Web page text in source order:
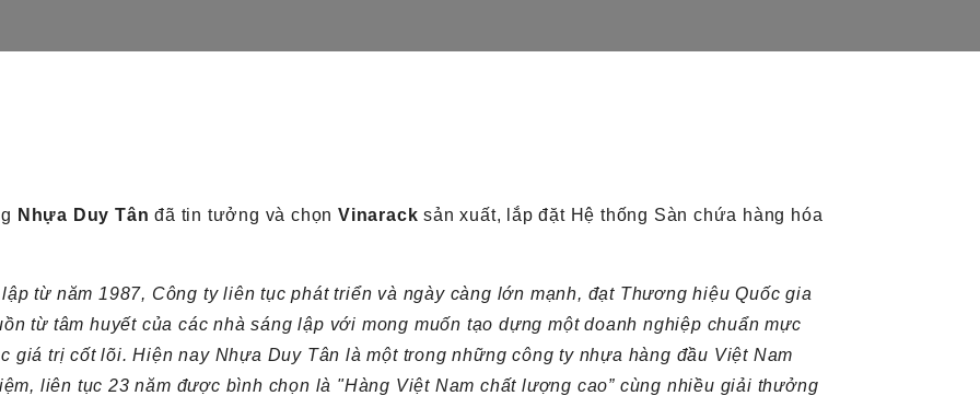
Nhựa Duy Tânđã tin tưởng và chọnVinarack sản xuất, lắp đặt Hệ thống Sàn chứa hàng hóa
từ năm 1987, Công ty liên tục phát triển và ngày càng lớn mạnh, đạt Thương hiệu Quốc gia
từ tâm huyết của các nhà sáng lập với mong muốn tạo dựng một doanh nghiệp chuẩn mực
giá trị cốt lõi. Hiện nay Nhựa Duy Tân là một trong những công ty nhựa hàng đầu Việt Nam
liên tục 23 năm được bình chọn là "Hàng Việt Nam chất lượng cao” cùng nhiều giải thưởng